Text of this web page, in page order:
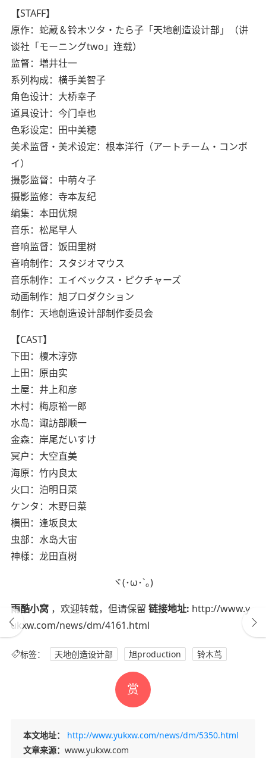
【STAFF】
原作：蛇蔵＆铃木ツタ・たら子「天地創造设计部」（讲
谈社「モーニングtwo」连载）
监督：増井壮一
系列构成：横手美智子
角色设计：大桥幸子
道具设计：今门卓也
色彩设定：田中美穂
美术监督・美术设定：根本洋行（アートチーム・コンボ
イ）
摄影监督：中萌々子
摄影监修：寺本友纪
编集：本田优規
音乐：松尾早人
音响监督：饭田里树
音响制作：スタジオマウス
音乐制作：エイベックス・ピクチャーズ
动画制作：旭プロダクション
制作：天地創造设计部制作委员会
【CAST】
下田：榎木淳弥
上田：原由实
土屋：井上和彦
木村：梅原裕一郎
水岛：诹訪部顺一
金森：岸尾だいすけ
冥户：大空直美
海原：竹内良太
火口：泊明日菜
ケンタ：木野日菜
横田：逢坂良太
虫部：水岛大宙
神様：龙田直树
ヾ(･ω･`｡)
雨酷小窝 ，欢迎转载，但请保留 链接地址: http://www.y
ukxw.com/news/dm/4161.html
标签： 天地创造设计部 旭production 铃木茑
赏
本文地址：
http://www.yukxw.com/news/dm/5350.html
文章来源： www.yukxw.com